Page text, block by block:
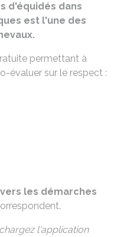
d'équidés dans
est l'une des
permettant à
évaluer sur le respect :
les démarches
l'application